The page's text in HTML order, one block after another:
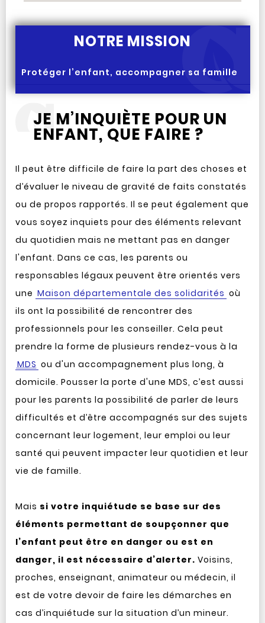
NOTRE MISSION
Protéger l’enfant, accompagner sa famille
JE M’INQUIÈTE POUR UN
ENFANT, QUE FAIRE ?
Il peut être difficile de faire la part des choses et
d’évaluer le niveau de gravité de faits constatés
ou de propos rapportés. Il se peut également que
vous soyez inquiets pour des éléments relevant
du quotidien mais ne mettant pas en danger
l'enfant. Dans ce cas, les parents ou
responsables légaux peuvent être orientés vers
une Maison départementale des solidarités où
ils ont la possibilité de rencontrer des
professionnels pour les conseiller. Cela peut
prendre la forme de plusieurs rendez-vous à la
MDS ou d'un accompagnement plus long, à
domicile. Pousser la porte d'une MDS, c’est aussi
pour les parents la possibilité de parler de leurs
difficultés et d’être accompagnés sur des sujets
concernant leur logement, leur emploi ou leur
santé qui peuvent impacter leur quotidien et leur
vie de famille.
Mais si votre inquiétude se base sur des
éléments permettant de soupçonner que
l’enfant peut être en danger ou est en
danger, il est nécessaire d’alerter. Voisins,
proches, enseignant, animateur ou médecin, il
est de votre devoir de faire les démarches en
cas d’inquiétude sur la situation d’un mineur.